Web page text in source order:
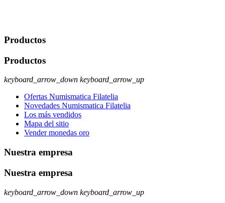
Productos
Productos
keyboard_arrow_down keyboard_arrow_up
Ofertas Numismatica Filatelia
Novedades Numismatica Filatelia
Los más vendidos
Mapa del sitio
Vender monedas oro
Nuestra empresa
Nuestra empresa
keyboard_arrow_down keyboard_arrow_up